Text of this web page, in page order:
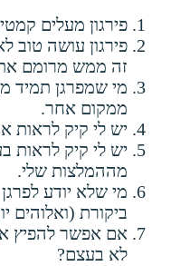
פירגון מעלים
פירגון עושה טוב
זה ממש מרומם
מי שמפרגן תמיד
ממקום אחר.
יש לי קיק לראות
יש לי קיק לראות
מההמלצות שלי.
מי שלא יודע
ביקורת (ואלוהים
אם אפשר להפיץ
לא בעצם?